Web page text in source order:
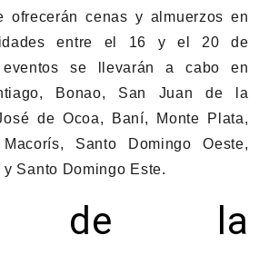
ofrecerán cenas y almuerzos en
entre el 16 y el 20 de
eventos se llevarán a cabo en
Bonao, San Juan de la
de Ocoa, Baní, Monte Plata,
Santo Domingo Oeste,
Santo Domingo Este.
de la